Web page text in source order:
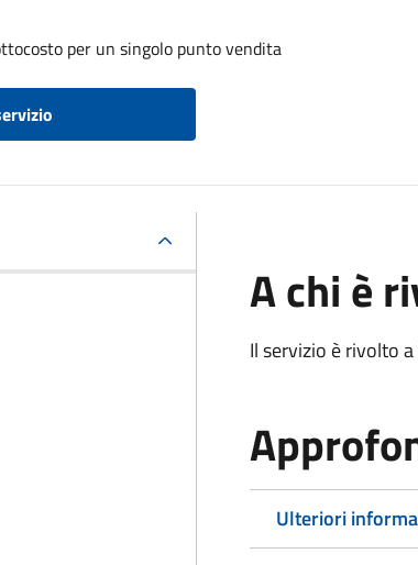
per un singolo punto vendita
A chi è
Il servizio è rivolto
Ulteriori